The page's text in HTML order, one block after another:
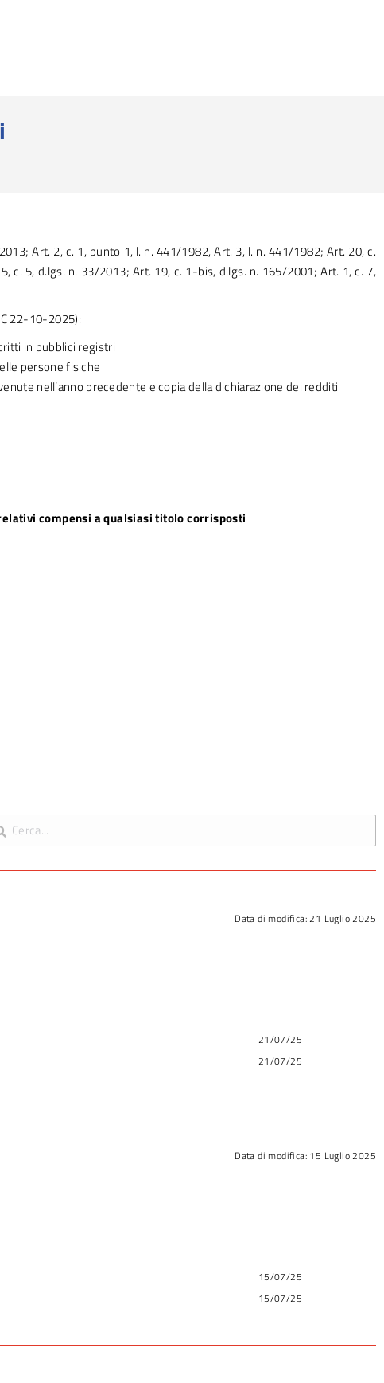
Art. 2, c. 1, punto 1, l. n. 441/1982, Art. 3, l. n. 441/1982; Art. 20, c.
c. 5, d.lgs. n. 33/2013; Art. 19, c. 1-bis, d.lgs. n. 165/2001; Art. 1, c. 7,
22-10-2025):
in pubblici registri
persone fisiche
nell’anno precedente e copia della dichiarazione dei redditi
compensi a qualsiasi titolo corrisposti
Data di modifica:21 Luglio 2025
21/07/25
21/07/25
Data di modifica: 15 Luglio 2025
15/07/25
15/07/25